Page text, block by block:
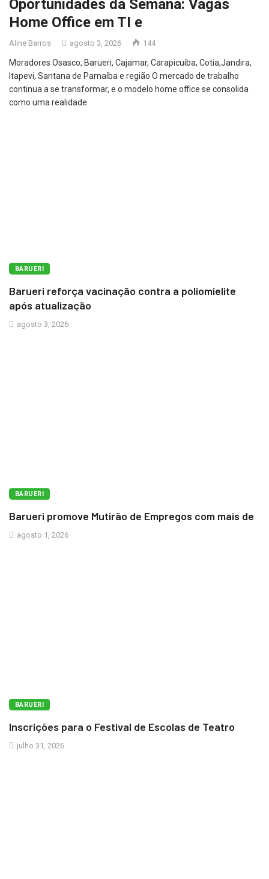
Oportunidades da Semana: Vagas
Home Office em TI e
Aline Barros agosto 3, 2026 144
Moradores Osasco, Barueri, Cajamar, Carapicuíba, Cotia,Jandira,
Itapevi, Santana de Parnaíba e região O mercado de trabalho
continua a se transformar, e o modelo home office se consolida
como uma realidade
BARUERI
Barueri reforça vacinação contra a poliomielite
após atualização
agosto 3, 2026
BARUERI
Barueri promove Mutirão de Empregos com mais de
agosto 1, 2026
BARUERI
Inscrições para o Festival de Escolas de Teatro
julho 31, 2026